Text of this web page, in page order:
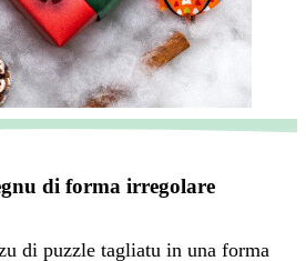
di forma irregolare
di puzzle tagliatu in una forma